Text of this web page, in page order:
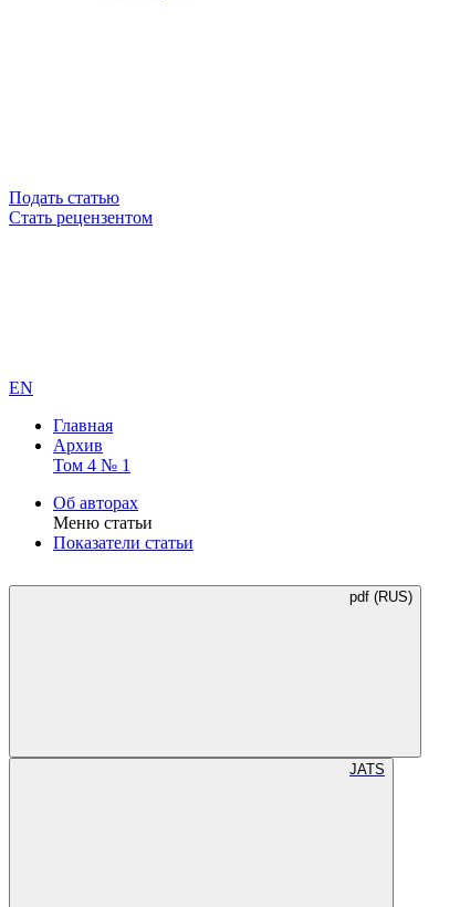
Подать статью
Стать рецензентом
EN
Главная
Архив
Том 4 № 1
Об авторах
Меню статьи
Показатели статьи
pdf (RUS)
JATS